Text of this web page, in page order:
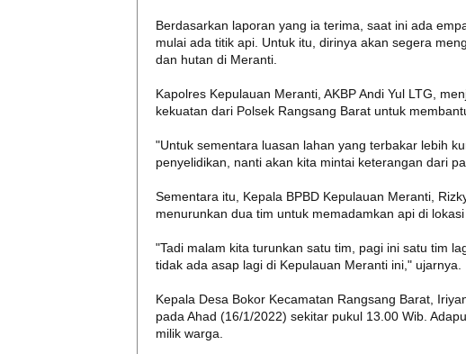
Berdasarkan laporan yang ia terima, saat ini ada
mulai ada titik api. Untuk itu, dirinya akan segera
dan hutan di Meranti.
Kapolres Kepulauan Meranti, AKBP Andi Yul LTG,
kekuatan dari Polsek Rangsang Barat untuk
"Untuk sementara luasan lahan yang terbakar lebih
penyelidikan, nanti akan kita mintai keterangan dari
Sementara itu, Kepala BPBD Kepulauan Meranti,
menurunkan dua tim untuk memadamkan api di lokasi
"Tadi malam kita turunkan satu tim, pagi ini satu tim
tidak ada asap lagi di Kepulauan Meranti ini," ujarnya.
Kepala Desa Bokor Kecamatan Rangsang Barat,
pada Ahad (16/1/2022) sekitar pukul 13.00 Wib.
milik warga.